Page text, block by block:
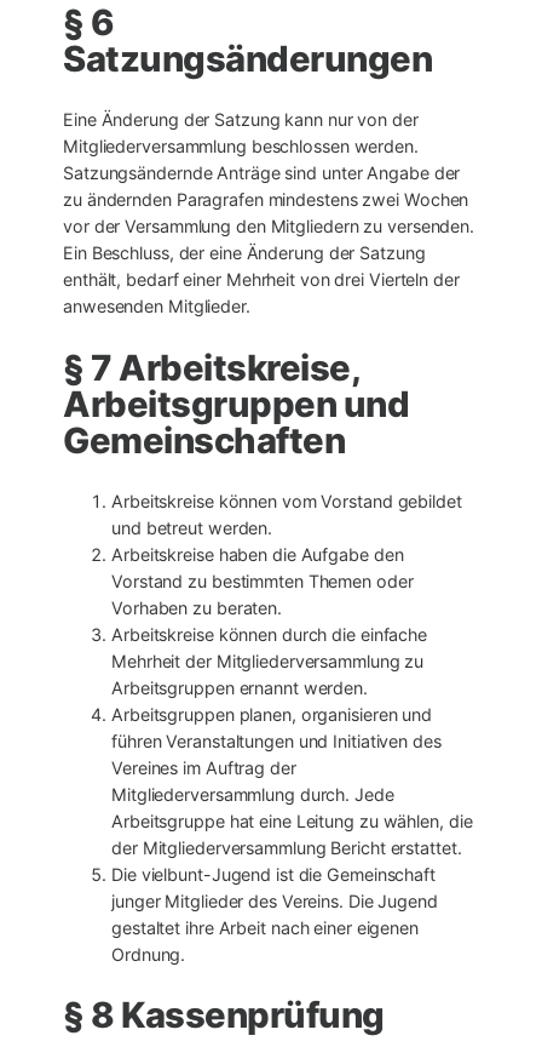
§ 6
Satzungsänderungen
Eine Änderung der Satzung kann nur von der
Mitgliederversammlung beschlossen werden.
Satzungsändernde Anträge sind unter Angabe der
zu ändernden Paragrafen mindestens zwei Wochen
vor der Versammlung den Mitgliedern zu versenden.
Ein Beschluss, der eine Änderung der Satzung
enthält, bedarf einer Mehrheit von drei Vierteln der
anwesenden Mitglieder.
§ 7 Arbeitskreise,
Arbeitsgruppen und
Gemeinschaften
Arbeitskreise können vom Vorstand gebildet
und betreut werden.
Arbeitskreise haben die Aufgabe den
Vorstand zu bestimmten Themen oder
Vorhaben zu beraten.
Arbeitskreise können durch die einfache
Mehrheit der Mitgliederversammlung zu
Arbeitsgruppen ernannt werden.
Arbeitsgruppen planen, organisieren und
führen Veranstaltungen und Initiativen des
Vereines im Auftrag der
Mitgliederversammlung durch. Jede
Arbeitsgruppe hat eine Leitung zu wählen, die
der Mitgliederversammlung Bericht erstattet.
Die vielbunt-Jugend ist die Gemeinschaft
junger Mitglieder des Vereins. Die Jugend
gestaltet ihre Arbeit nach einer eigenen
Ordnung.
§ 8 Kassenprüfung